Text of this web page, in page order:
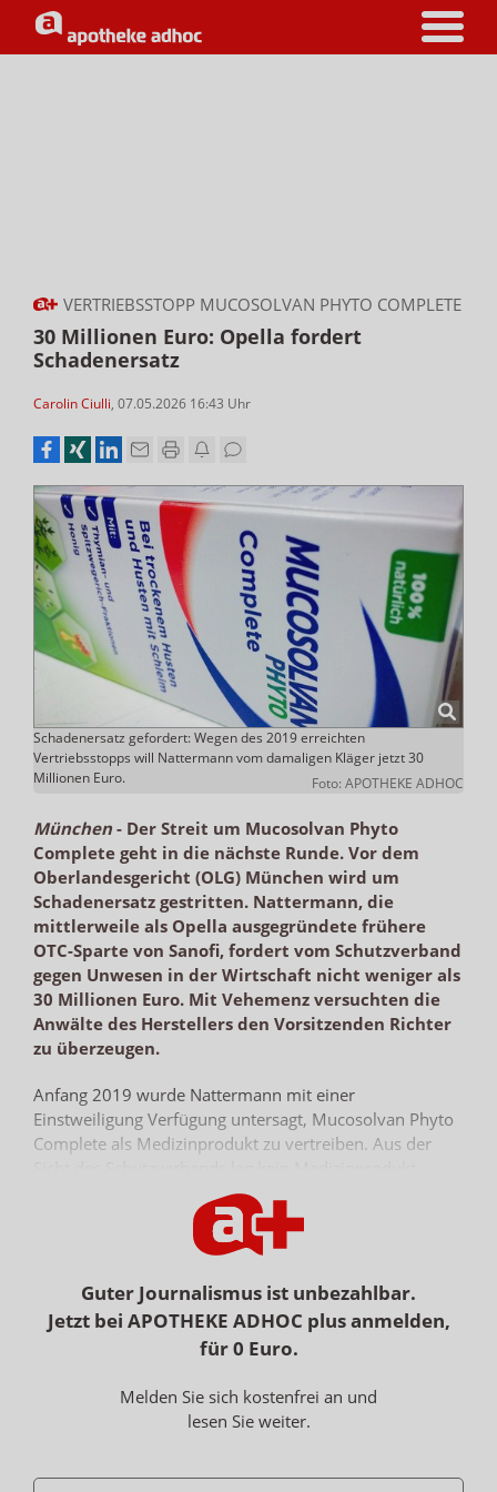
VERTRIEBSSTOPP MUCOSOLVAN PHYTO COMPLETE
30 Millionen Euro: Opella fordert
Schadenersatz
Carolin Ciulli, 07.05.2026 16:43 Uhr
Schadenersatz gefordert: Wegen des 2019 erreichten
Vertriebsstopps will Nattermann vom damaligen Kläger jetzt 30
Millionen Euro.
Foto: APOTHEKE ADHOC
München- Der Streit um Mucosolvan Phyto
Complete geht in die nächste Runde. Vor dem
Oberlandesgericht (OLG) München wird um
Schadenersatz gestritten. Nattermann, die
mittlerweile als Opella ausgegründete frühere
OTC-Sparte von Sanofi, fordert vom Schutzverband
gegen Unwesen in der Wirtschaft nicht weniger als
30 Millionen Euro. Mit Vehemenz versuchten die
Anwälte des Herstellers den Vorsitzenden Richter
zu überzeugen.
Anfang 2019 wurde Nattermann mit einer
Einstweiligung Verfügung untersagt, Mucosolvan Phyto
Complete als Medizinprodukt zu vertreiben. Aus der
sondern ein zulassungspflichtiges Arzneimittel vor:
Einerseits sei das Produkt wie ein Arzneimittel
aufgemacht (Präsentationsarzneimittel), andererseits sei
auszugehen (Funktionsarzneimittel). Im Eilverfahren
gaben Landgericht (LG) und OLG Frankfurtdem
Kontrollverein recht
. Der Konzern musste den erst
wenige Monate zuvor eingeführten Hustensaft
daraufhin überstürzt vom Markt nehmen
Unter dem Namen Naturalis brachte Nattermann 2021
Thymian, Spitzwegerich und Honig wieder auf den
Guter Journalismus ist unbezahlbar.
Jetzt bei APOTHEKE ADHOC plus anmelden,
für 0 Euro.
Melden Sie sich kostenfrei an und
lesen Sie weiter.